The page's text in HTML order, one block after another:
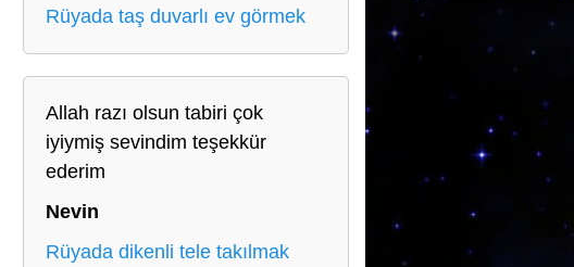
Rüyada taş duvarlı ev görmek
Allah razı olsun tabiri çok
iyiymiş sevindim teşekkür
ederim
Nevin
Rüyada dikenli tele takılmak